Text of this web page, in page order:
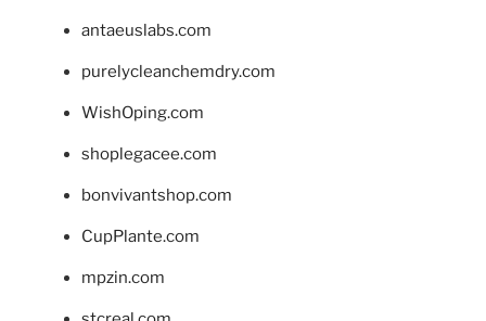
antaeuslabs.com
purelycleanchemdry.com
WishOping.com
shoplegacee.com
bonvivantshop.com
CupPlante.com
mpzin.com